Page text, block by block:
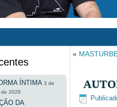
ÍNTIMA 3 de
2026
DA
«